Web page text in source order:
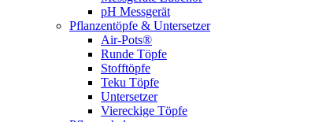
pH Messgerät
Pflanzentöpfe & Untersetzer
Air-Pots®
Runde Töpfe
Stofftöpfe
Teku Töpfe
Untersetzer
Viereckige Töpfe